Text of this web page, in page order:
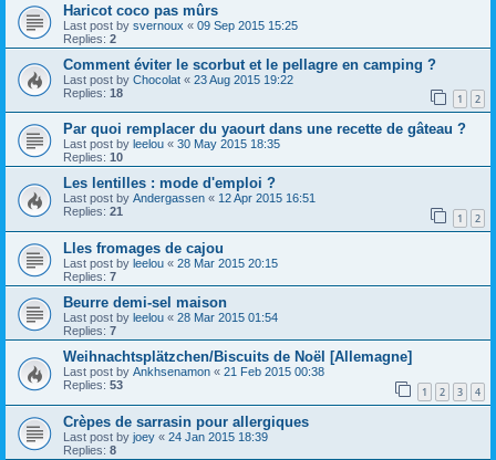
Haricot coco pas mûrs
Last post by svernoux « 09 Sep 2015 15:25
Replies: 2
Comment éviter le scorbut et le pellagre en camping ?
Last post by Chocolat « 23 Aug 2015 19:22
Replies: 18 1 2
Par quoi remplacer du yaourt dans une recette de gâteau ?
Last post by leelou « 30 May 2015 18:35
Replies: 10
Les lentilles : mode d'emploi ?
Last post by Andergassen « 12 Apr 2015 16:51
Replies: 21 1 2
Lles fromages de cajou
Last post by leelou « 28 Mar 2015 20:15
Replies: 7
Beurre demi-sel maison
Last post by leelou « 28 Mar 2015 01:54
Replies: 7
Weihnachtsplätzchen/Biscuits de Noël [Allemagne]
Last post by Ankhsenamon « 21 Feb 2015 00:38
Replies: 53 1 2 3 4
Crèpes de sarrasin pour allergiques
Last post by joey « 24 Jan 2015 18:39
Replies: 8